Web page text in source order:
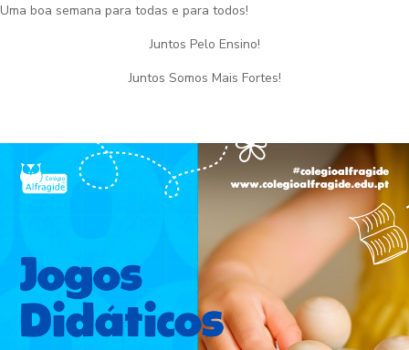
Uma boa semana para todas e para todos!
Juntos Pelo Ensino!
Juntos Somos Mais Fortes!